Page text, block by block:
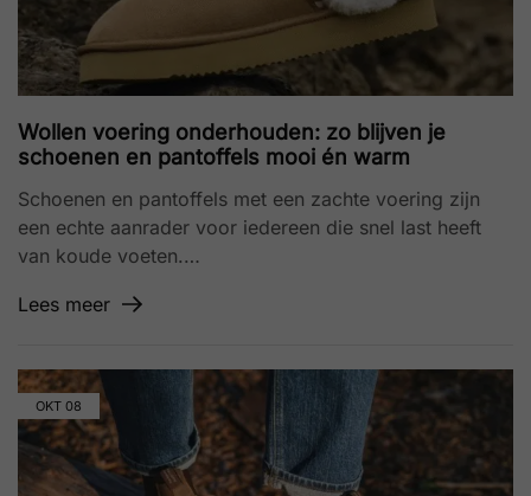
Wollen voering onderhouden: zo blijven je
schoenen en pantoffels mooi én warm
Schoenen en pantoffels met een zachte voering zijn
een echte aanrader voor iedereen die snel last heeft
van koude voeten.…
Lees meer
OKT 08